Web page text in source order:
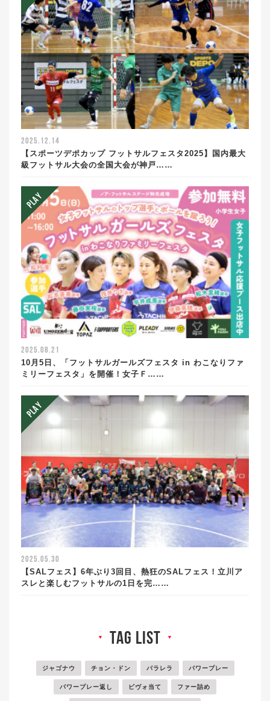
2025.12.14
【スポーツデポカップ フットサルフェスタ2025】国内最大
級フットサル大会の全国大会が神戸……
2025.08.21
10月5日、「フットサルガールズフェスタ in わこなりファ
ミリーフェスタ」を開催！女子Ｆ……
2025.05.30
【SALフェス】6年ぶり3回目、熱狂のSALフェス！立川ア
スレと楽しむフットサルの1日を完……
▼ tag list ▼
ジャゴナウ チョン・ドン パラレラ パワープレー
パワープレー返し ピヴォ当て ファー詰め